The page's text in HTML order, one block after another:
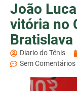
João
vitória no
Bratislava
Diario do Tênis
Sem Comentários